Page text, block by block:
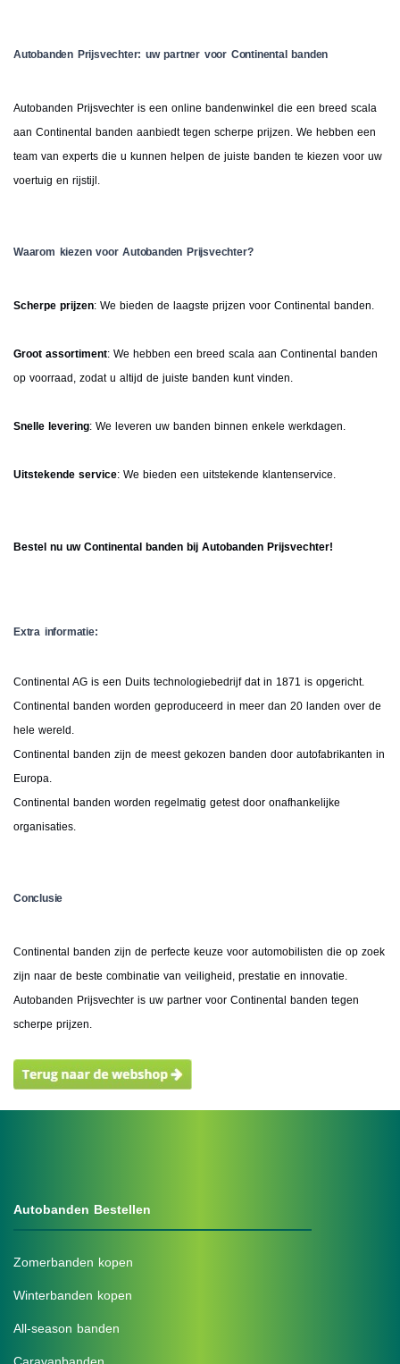
Autobanden Prijsvechter: uw partner voor Continental banden
Autobanden Prijsvechter is een online bandenwinkel die een breed scala
aan Continental banden aanbiedt tegen scherpe prijzen. We hebben een
team van experts die u kunnen helpen de juiste banden te kiezen voor uw
voertuig en rijstijl.
Waarom kiezen voor Autobanden Prijsvechter?
Scherpe prijzen: We bieden de laagste prijzen voor Continental banden.
Groot assortiment: We hebben een breed scala aan Continental banden
op voorraad, zodat u altijd de juiste banden kunt vinden.
Snelle levering: We leveren uw banden binnen enkele werkdagen.
Uitstekende service: We bieden een uitstekende klantenservice.
Bestel nu uw Continental banden bij Autobanden Prijsvechter!
Extra informatie:
Continental AG is een Duits technologiebedrijf dat in 1871 is opgericht.
Continental banden worden geproduceerd in meer dan 20 landen over de
hele wereld.
Continental banden zijn de meest gekozen banden door autofabrikanten in
Europa.
Continental banden worden regelmatig getest door onafhankelijke
organisaties.
Conclusie
Continental banden zijn de perfecte keuze voor automobilisten die op zoek
zijn naar de beste combinatie van veiligheid, prestatie en innovatie.
Autobanden Prijsvechter is uw partner voor Continental banden tegen
scherpe prijzen.
Autobanden Bestellen
Zomerbanden kopen
Winterbanden kopen
All-season banden